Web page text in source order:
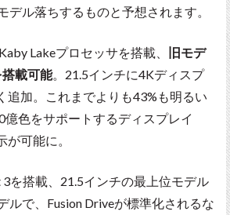
デル落ちするものと予想されます。
Lakeプロセッサを搭載、
旧モデ
載可能。21.5インチに4Kディスプ
追加。これまでよりも43%も明るい
色をサポートするディスプレイ
可能に。
を搭載、21.5インチの最上位モデル
ルで、Fusion Driveが標準化されるな